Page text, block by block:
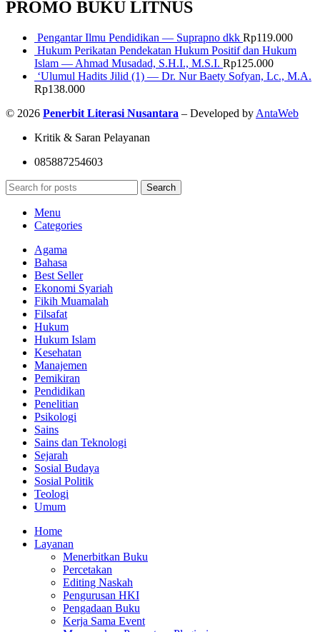
PROMO BUKU LITNUS
Pengantar Ilmu Pendidikan — Suprapno dkk Rp119.000
Hukum Perikatan Pendekatan Hukum Positif dan Hukum
Islam — Ahmad Musadad, S.H.I., M.S.I. Rp125.000
‘Ulumul Hadits Jilid (1) — Dr. Nur Baety Sofyan, Lc., M.A.
Rp138.000
© 2026 Penerbit Literasi Nusantara – Developed by AntaWeb
Kritik & Saran Pelayanan
085887254603
Search
Menu
Categories
Agama
Bahasa
Best Seller
Ekonomi Syariah
Fikih Muamalah
Filsafat
Hukum
Hukum Islam
Kesehatan
Manajemen
Pemikiran
Pendidikan
Penelitian
Psikologi
Sains
Sains dan Teknologi
Sejarah
Sosial Budaya
Sosial Politik
Teologi
Umum
Home
Layanan
Menerbitkan Buku
Percetakan
Editing Naskah
Pengurusan HKI
Pengadaan Buku
Kerja Sama Event